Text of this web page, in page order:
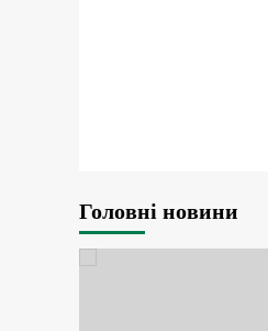
Головні новини